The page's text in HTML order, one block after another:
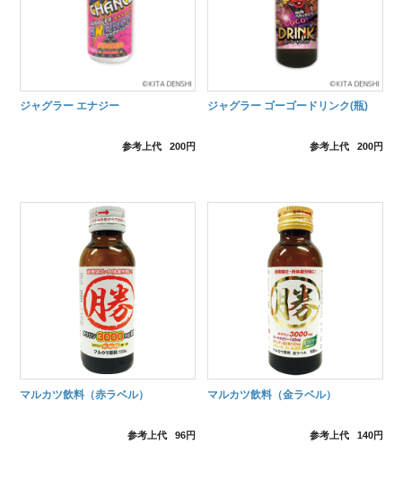
ジャグラー エナジー
参考上代 200円
ジャグラー ゴーゴードリンク(瓶)
参考上代 200円
マルカツ飲料（赤ラベル）
参考上代 96円
マルカツ飲料（金ラベル）
参考上代 140円